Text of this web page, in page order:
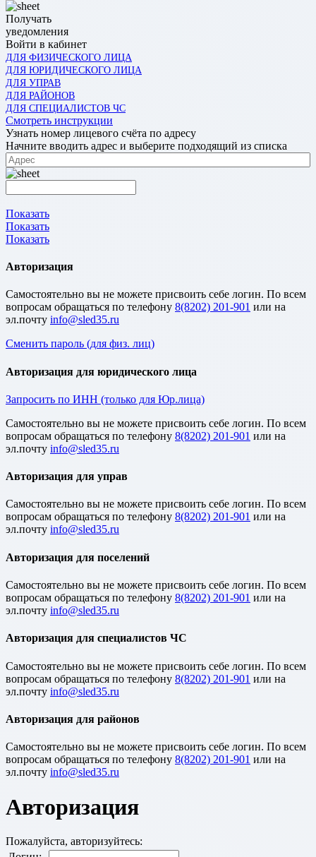
Получать
уведомления
Войти в кабинет
ДЛЯ ФИЗИЧЕСКОГО ЛИЦА
ДЛЯ ЮРИДИЧЕСКОГО ЛИЦА
ДЛЯ УПРАВ
ДЛЯ РАЙОНОВ
ДЛЯ СПЕЦИАЛИСТОВ ЧС
Смотреть инструкции
Узнать номер лицевого счёта по адресу
Начните вводить адрес и выберите подходящий из списка
Показать
Показать
Показать
Авторизация
Cамостоятельно вы не можете присвоить себе логин. По всем
вопросам обращаться по телефону 8(8202) 201-901 или на
эл.почту
Сменить пароль (для физ. лиц)
Авторизация для юридического лица
Запросить по ИНН (только для Юр.лица)
Cамостоятельно вы не можете присвоить себе логин. По всем
вопросам обращаться по телефону 8(8202) 201-901 или на
эл.почту
Авторизация для управ
Cамостоятельно вы не можете присвоить себе логин. По всем
вопросам обращаться по телефону 8(8202) 201-901 или на
эл.почту
Авторизация для поселений
Cамостоятельно вы не можете присвоить себе логин. По всем
вопросам обращаться по телефону 8(8202) 201-901 или на
эл.почту
Авторизация для специалистов ЧС
Cамостоятельно вы не можете присвоить себе логин. По всем
вопросам обращаться по телефону 8(8202) 201-901 или на
эл.почту
Авторизация для районов
Cамостоятельно вы не можете присвоить себе логин. По всем
вопросам обращаться по телефону 8(8202) 201-901 или на
эл.почту
Авторизация
Пожалуйста, авторизуйтесь: